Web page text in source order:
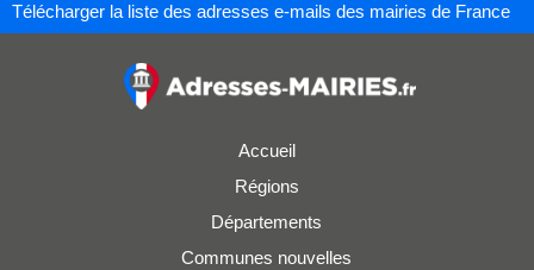
Télécharger la liste des adresses e-mails des mairies de France
Accueil
Régions
Départements
Communes nouvelles